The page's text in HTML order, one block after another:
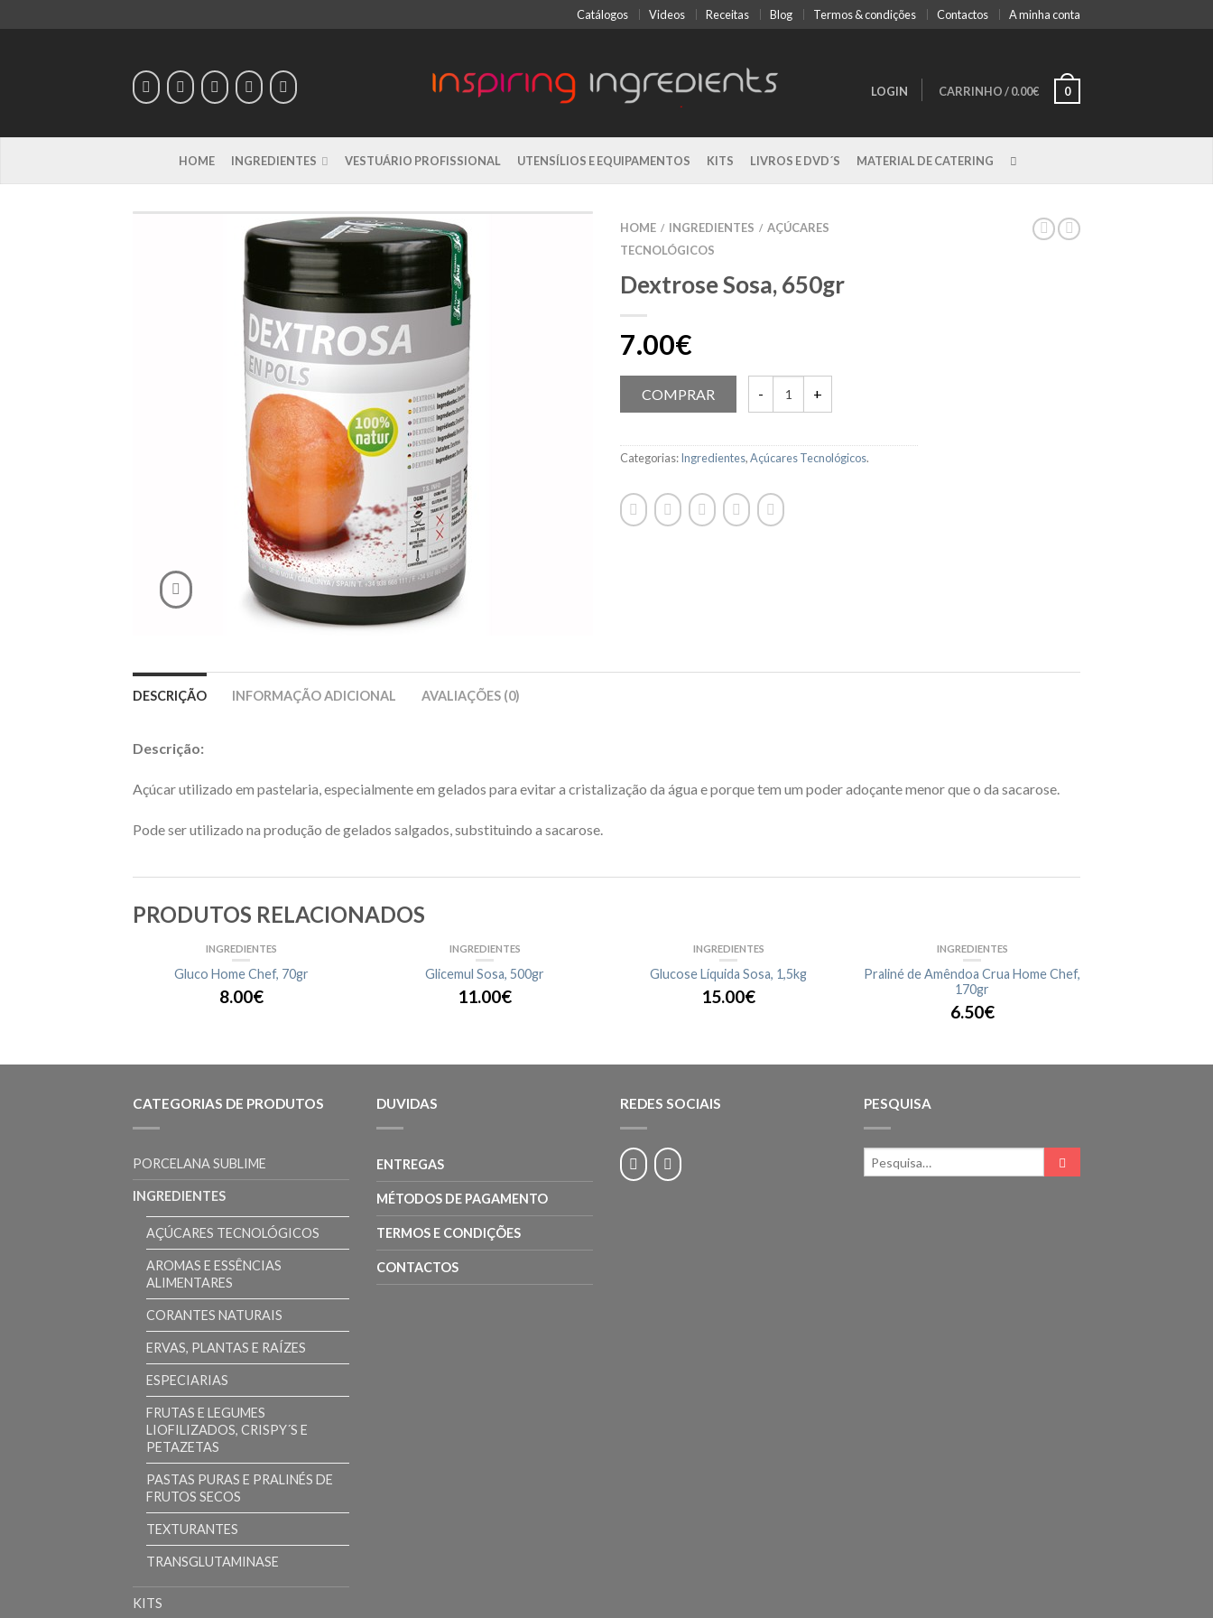
Catálogos Videos Receitas Blog Termos & condições Contactos A minha conta
LOGIN CARRINHO/0.00€ 0
HOME INGREDIENTES VESTUÁRIO PROFISSIONAL UTENSÍLIOS E EQUIPAMENTOS KITS LIVROS E DVD´S MATERIAL DE CATERING
HOME / INGREDIENTES / AÇÚCARES
TECNOLÓGICOS
Dextrose Sosa, 650gr
7.00€
COMPRAR
Categorias:Ingredientes,Açúcares Tecnológicos.
DESCRIÇÃO INFORMAÇÃO ADICIONAL AVALIAÇÕES (0)
Descrição:
Açúcar utilizado em pastelaria, especialmente em gelados para evitar a cristalização da água e porque tem um poder adoçante menor que o da sacarose.
Pode ser utilizado na produção de gelados salgados, substituindo a sacarose.
PRODUTOS RELACIONADOS
INGREDIENTES
Gluco Home Chef, 70gr
8.00€
INGREDIENTES
Glicemul Sosa, 500gr
11.00€
INGREDIENTES
Glucose Líquida Sosa, 1,5kg
15.00€
FORA DE STOCK
INGREDIENTES
Praliné de Amêndoa Crua Home Chef,
170gr
6.50€
CATEGORIAS DE PRODUTOS
PORCELANA SUBLIME
INGREDIENTES
AÇÚCARES TECNOLÓGICOS
AROMAS E ESSÊNCIAS
ALIMENTARES
CORANTES NATURAIS
ERVAS, PLANTAS E RAÍZES
ESPECIARIAS
FRUTAS E LEGUMES
LIOFILIZADOS, CRISPY´S E
PETAZETAS
PASTAS PURAS E PRALINÉS DE
FRUTOS SECOS
TEXTURANTES
TRANSGLUTAMINASE
KITS
DUVIDAS
ENTREGAS
MÉTODOS DE PAGAMENTO
TERMOS E CONDIÇÕES
CONTACTOS
REDES SOCIAIS PESQUISA